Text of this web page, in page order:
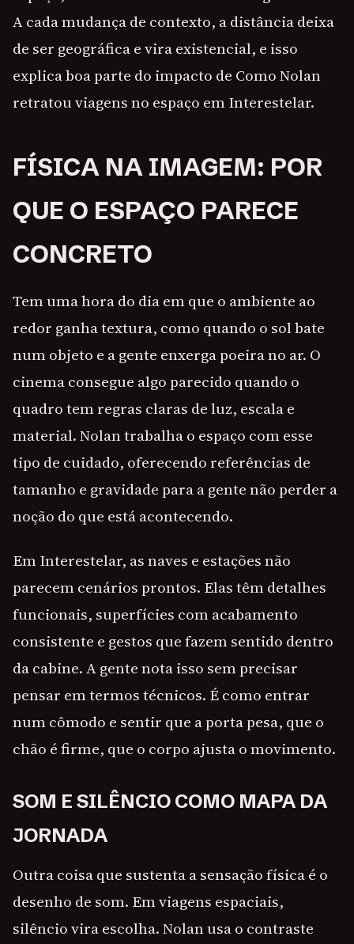
A cada mudança de contexto, a distância deixa
de ser geográfica e vira existencial, e isso
explica boa parte do impacto de Como Nolan
retratou viagens no espaço em Interestelar.
FÍSICA NA IMAGEM: POR
QUE O ESPAÇO PARECE
CONCRETO
Tem uma hora do dia em que o ambiente ao
redor ganha textura, como quando o sol bate
num objeto e a gente enxerga poeira no ar. O
cinema consegue algo parecido quando o
quadro tem regras claras de luz, escala e
material. Nolan trabalha o espaço com esse
tipo de cuidado, oferecendo referências de
tamanho e gravidade para a gente não perder a
noção do que está acontecendo.
Em Interestelar, as naves e estações não
parecem cenários prontos. Elas têm detalhes
funcionais, superfícies com acabamento
consistente e gestos que fazem sentido dentro
da cabine. A gente nota isso sem precisar
pensar em termos técnicos. É como entrar
num cômodo e sentir que a porta pesa, que o
chão é firme, que o corpo ajusta o movimento.
SOM E SILÊNCIO COMO MAPA DA
JORNADA
Outra coisa que sustenta a sensação física é o
desenho de som. Em viagens espaciais,
silêncio vira escolha. Nolan usa o contraste